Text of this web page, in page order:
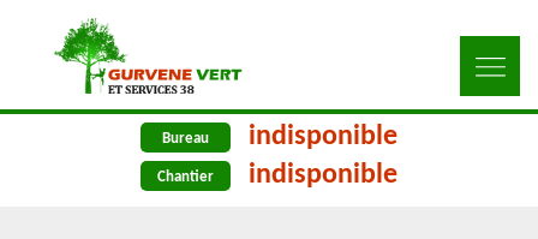
Bureau indisponible
Chantier indisponible